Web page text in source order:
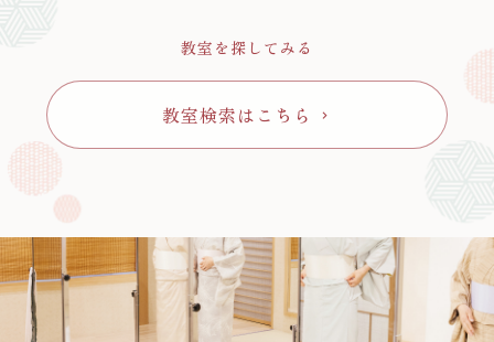
教室を探してみる
教室検索はこちら chevron_right